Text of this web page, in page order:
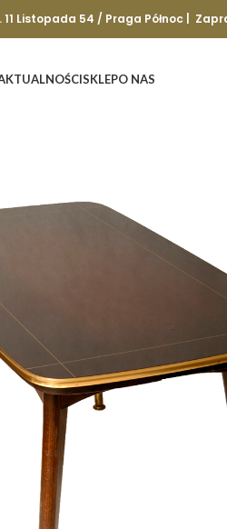
Listopada 54 / Praga Północ |
SKLEPO NAS